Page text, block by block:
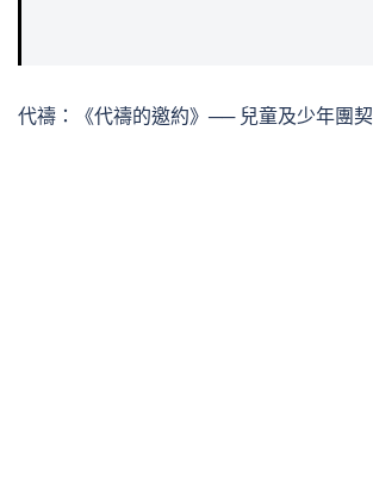
代禱：《代禱的邀約》── 兒童及少年團契